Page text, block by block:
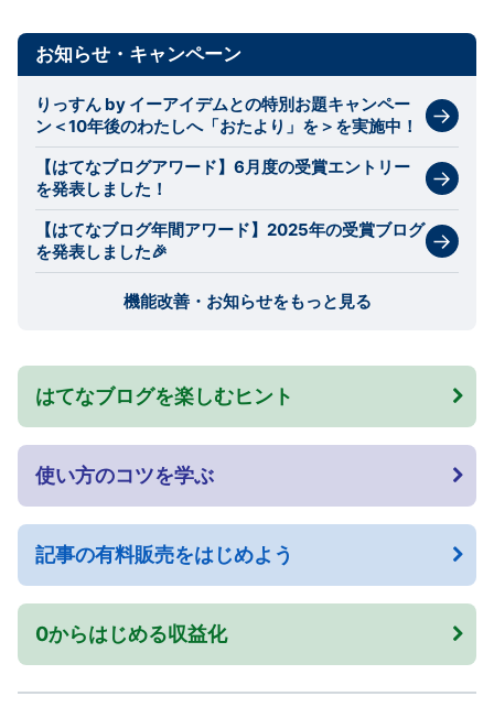
Pro
お知らせ・キャンペーン
りっすん by イーアイデムとの特別お題キャンペー
ン＜10年後のわたしへ「おたより」を＞を実施中！
【はてなブログアワード】6月度の受賞エントリー
を発表しました！
【はてなブログ年間アワード】2025年の受賞ブログ
を発表しました🎉
機能改善・お知らせをもっと見る
はてなブログを楽しむヒント
使い方のコツを学ぶ
記事の有料販売をはじめよう
0からはじめる収益化